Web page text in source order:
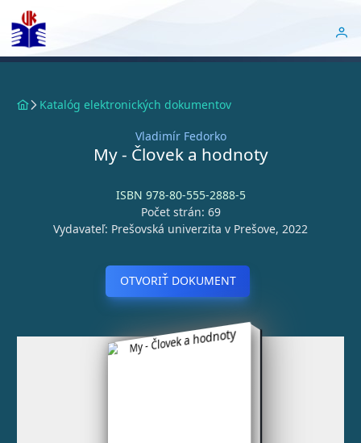
Katalóg elektronických dokumentov
Vladimír Fedorko
My - Človek a hodnoty
ISBN 978-80-555-2888-5
Počet strán: 69
Vydavateľ: Prešovská univerzita v Prešove, 2022
OTVORIŤ DOKUMENT